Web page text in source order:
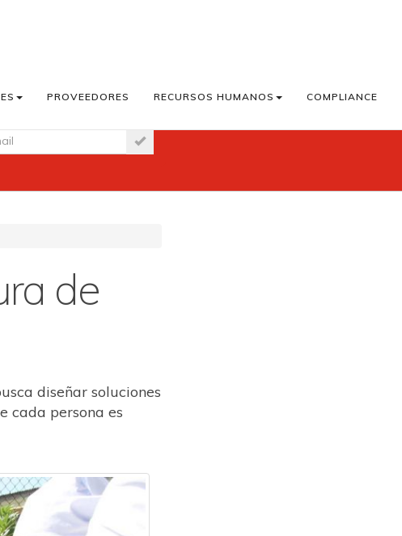
PROVEEDORES RECURSOS HUMANOS COMPLIANCE
de
diseñar soluciones
cada persona es